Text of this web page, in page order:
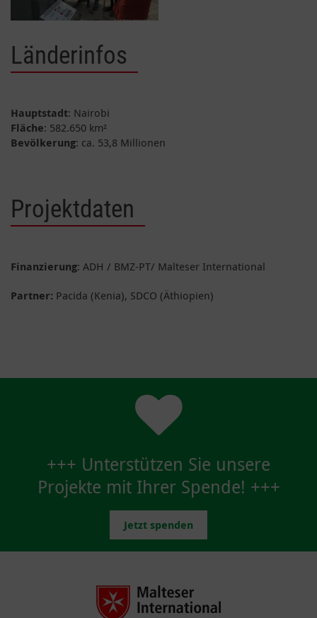
Länderinfos
Hauptstadt: Nairobi
Fläche: 582.650 km²
Bevölkerung: ca. 53,8 Millionen
Projektdaten
Finanzierung: ADH / BMZ-PT/ Malteser International
Partner: Pacida (Kenia), SDCO (Äthiopien)
+++ Unterstützen Sie unsere
Projekte mit Ihrer Spende! +++
Jetzt spenden